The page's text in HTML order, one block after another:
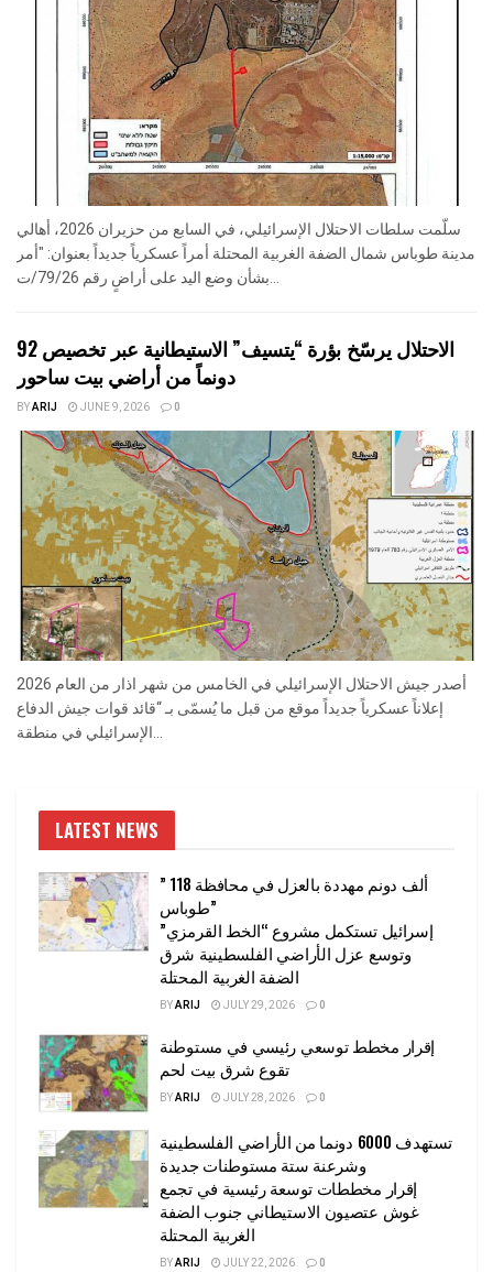
سلّمت سلطات الاحتلال الإسرائيلي، في السابع من حزيران 2026، أهالي
مدينة طوباس شمال الضفة الغربية المحتلة أمراً عسكرياً جديداً بعنوان: "أمر
بشأن وضع اليد على أراضٍ رقم 79/26/ت...
الاحتلال يرسّخ بؤرة “يتسيف” الاستيطانية عبر تخصيص 92
دونماً من أراضي بيت ساحور
BYARIJ JUNE 9, 2026 0
أصدر جيش الاحتلال الإسرائيلي في الخامس من شهر اذار من العام 2026
إعلاناً عسكرياً جديداً موقع من قبل ما يُسمّى بـ “قائد قوات جيش الدفاع
الإسرائيلي في منطقة...
LATEST NEWS
” 118 ألف دونم مهددة بالعزل في محافظة
طوباس”
إسرائيل تستكمل مشروع “الخط القرمزي”
وتوسع عزل الأراضي الفلسطينية شرق
الضفة الغربية المحتلة
BYARIJ JULY 29, 2026 0
إقرار مخطط توسعي رئيسي في مستوطنة
تقوع شرق بيت لحم
BYARIJ JULY 28, 2026 0
تستهدف 6000 دونما من الأراضي الفلسطينية
وشرعنة ستة مستوطنات جديدة
إقرار مخططات توسعة رئيسية في تجمع
غوش عتصيون الاستيطاني جنوب الضفة
الغربية المحتلة
BYARIJ JULY 22, 2026 0